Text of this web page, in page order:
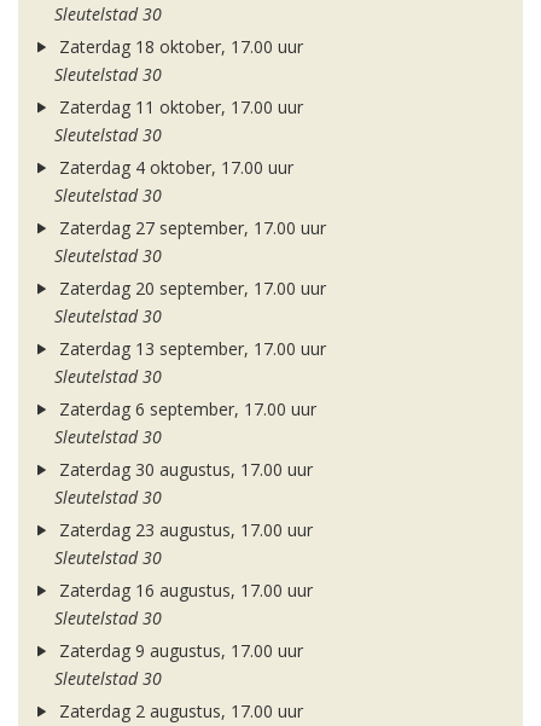
Sleutelstad 30
Zaterdag 18 oktober, 17.00 uur
Sleutelstad 30
Zaterdag 11 oktober, 17.00 uur
Sleutelstad 30
Zaterdag 4 oktober, 17.00 uur
Sleutelstad 30
Zaterdag 27 september, 17.00 uur
Sleutelstad 30
Zaterdag 20 september, 17.00 uur
Sleutelstad 30
Zaterdag 13 september, 17.00 uur
Sleutelstad 30
Zaterdag 6 september, 17.00 uur
Sleutelstad 30
Zaterdag 30 augustus, 17.00 uur
Sleutelstad 30
Zaterdag 23 augustus, 17.00 uur
Sleutelstad 30
Zaterdag 16 augustus, 17.00 uur
Sleutelstad 30
Zaterdag 9 augustus, 17.00 uur
Sleutelstad 30
Zaterdag 2 augustus, 17.00 uur